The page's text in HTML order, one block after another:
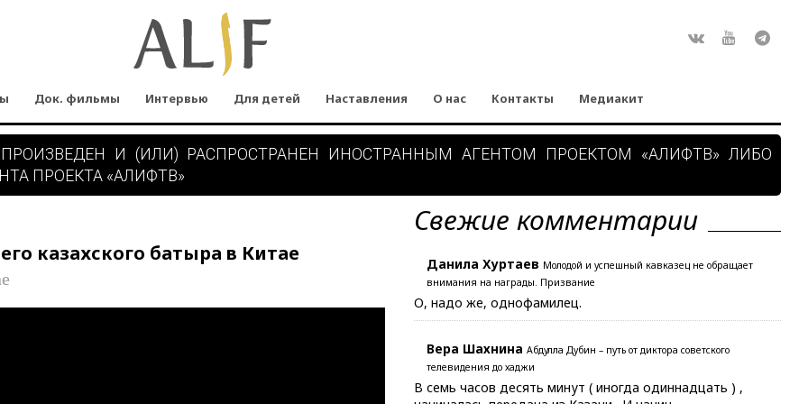
Док. фильмы Интервью Для детей Наставления О нас Контакты Медиакит
И (ИЛИ) РАСПРОСТРАНЕН ИНОСТРАННЫМ АГЕНТОМ ПРОЕКТОМ «АЛИФТВ» ЛИБО
ПРОЕКТА «АЛИФТВ»
казахского батыра в Китае
Свежие комментарии
Данила Хуртаев Молодой и успешный кавказец не обращает
внимания на награды. Призвание
О, надо же, однофамилец.
Вера Шахнина Абдулла Дубин – путь от диктора советского
телевидения до хаджи
В семь часов десять минут ( иногда одиннадцать ) ,